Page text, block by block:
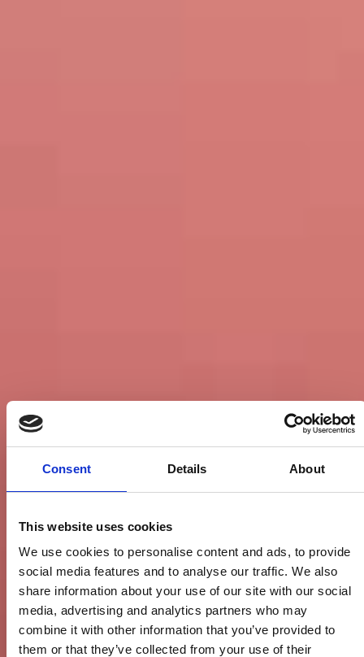
Consent Details About
This website uses cookies
We use cookies to personalise content and ads, to provide
social media features and to analyse our traffic. We also
share information about your use of our site with our social
media, advertising and analytics partners who may
combine it with other information that you’ve provided to
them or that they’ve collected from your use of their
Associazione Agenti e
Mediatori Marittimi
L'ASSOCIAZIONE DELLE AZIENDE CHE
OPERANO NEI DIVERSI SETTORI DELLO
SHIPPING